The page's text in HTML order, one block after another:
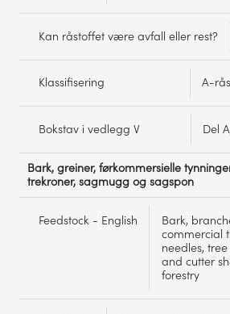
Kan råstoffet være avfall eller rest?
Klassifisering A-
Bokstav i vedlegg V Del
Bark, greiner, førkommersielle
trekroner, sagmugg og sagspon
Feedstock - English
Bark,
commercial
needles,
and cutter
forestry